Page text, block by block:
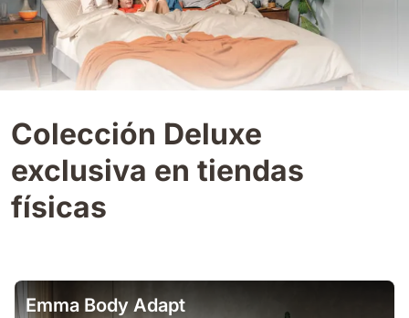
Colección Deluxe
exclusiva en tiendas
físicas
Emma Body Adapt